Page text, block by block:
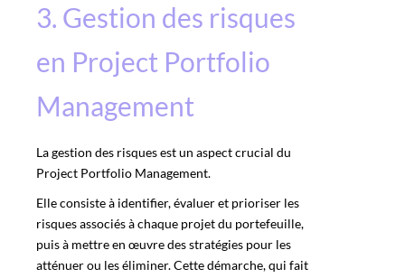
3. Gestion des risques
en Project Portfolio
Management
La gestion des risques est un aspect crucial du
Project Portfolio Management.
Elle consiste à identifier, évaluer et prioriser les
risques associés à chaque projet du portefeuille,
puis à mettre en œuvre des stratégies pour les
atténuer ou les éliminer. Cette démarche, qui fait